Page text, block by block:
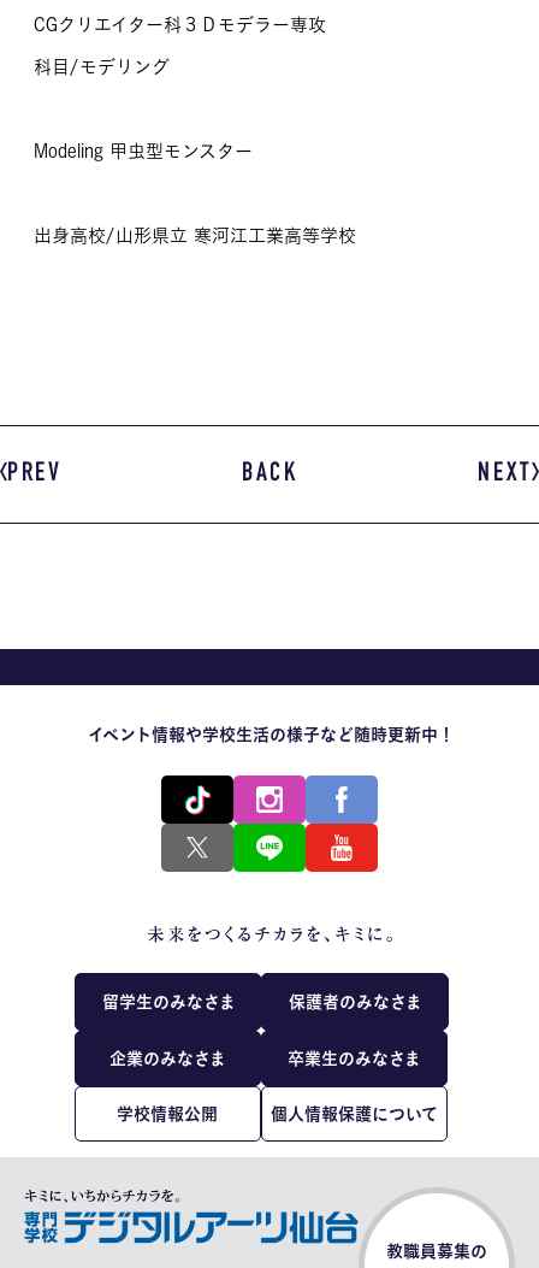
交通アクセス
学校情報公開
よくある質問
CGクリエイター科３Ｄモデラー専攻
科目/モデリング
Modeling 甲虫型モンスター
出身高校/山形県立 寒河江工業高等学校
PREV BACK NEXT
イベント情報や学校生活の様子など随時更新中！
留学生のみなさま 保護者のみなさま
企業のみなさま 卒業生のみなさま
学校情報公開 個人情報保護について
教職員募集の